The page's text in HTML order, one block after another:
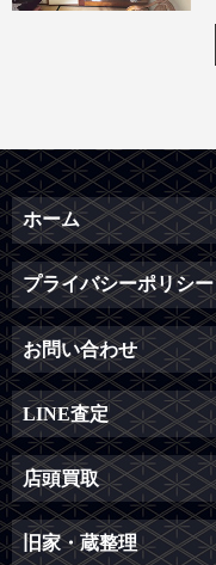
ホーム
プライバシーポリシー
お問い合わせ
LINE査定
店頭買取
旧家・蔵整理